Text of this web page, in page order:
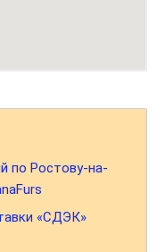
по Ростову-на-
«СДЭК»